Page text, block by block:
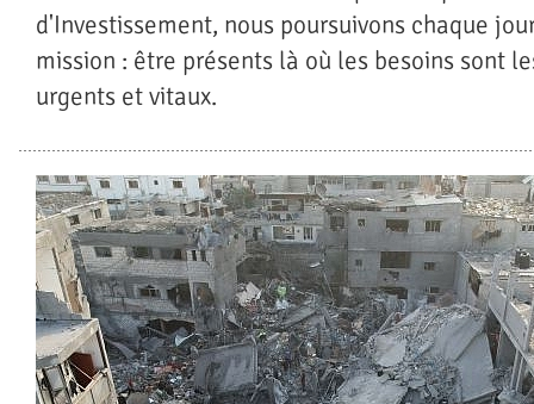
d'Investissement, nous poursuivons chaque
mission : être présents là où les besoins sont
urgents et vitaux.